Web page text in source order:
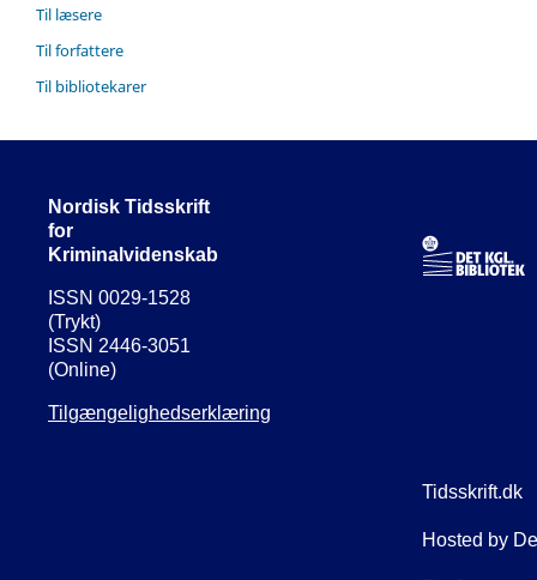
Til læsere
Til forfattere
Til bibliotekarer
Nordisk Tidsskrift
for
Kriminalvidenskab
ISSN 0029-1528
(Trykt)
ISSN 2446-3051
(Online)
Tilgængelighedserklæring